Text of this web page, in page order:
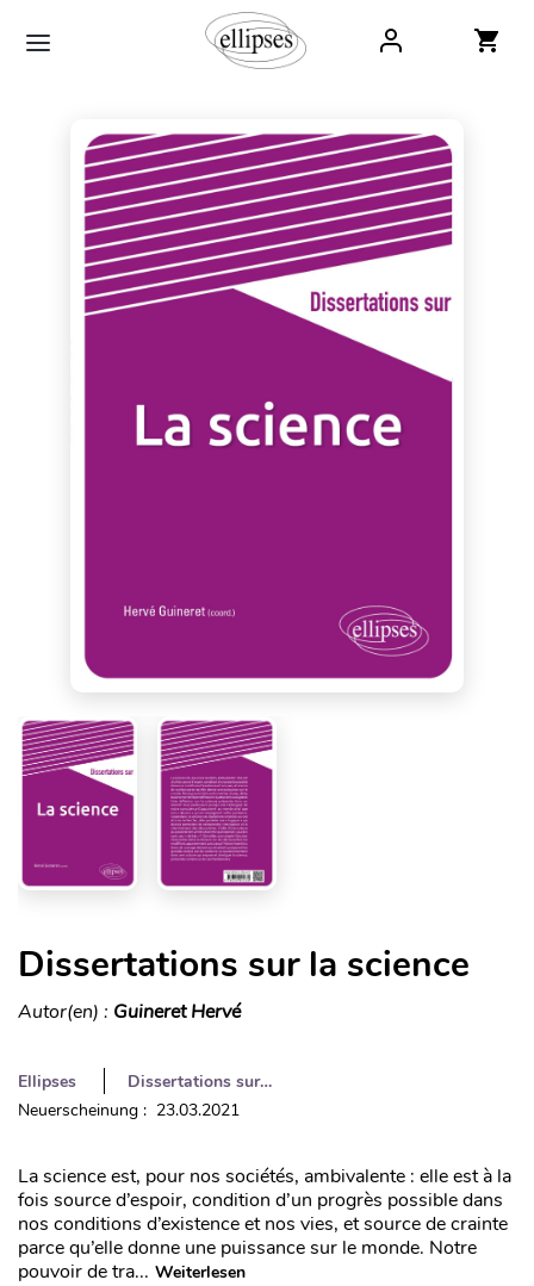
Dissertations sur la science
Autor(en) : Guineret Hervé
Ellipses
Dissertations sur…
Neuerscheinung : 23.03.2021
La science est, pour nos sociétés, ambivalente : elle est à la
fois source d’espoir, condition d’un progrès possible dans
nos conditions d’existence et nos vies, et source de crainte
parce qu’elle donne une puissance sur le monde. Notre
pouvoir de tra... Weiterlesen